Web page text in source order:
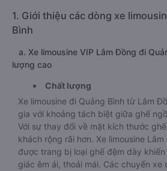
1. Giới thiệu các dòng xe
Bình
a. Xe limousine VIP Lâm Đồng đi
lượng cao
Chất lượng
Xe limousine đi Quảng Bình từ Lâm
gia với khoảng tách biệt giữa ghế
Với sự thay đổi về mặt kích thước
khách rộng rãi hơn. Xe limousine
được trang bị loại ghế đệm dày
giác êm ái, thoải mái. Các chuyến xe